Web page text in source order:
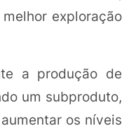
exploração
a produção de
um subproduto,
os níveis